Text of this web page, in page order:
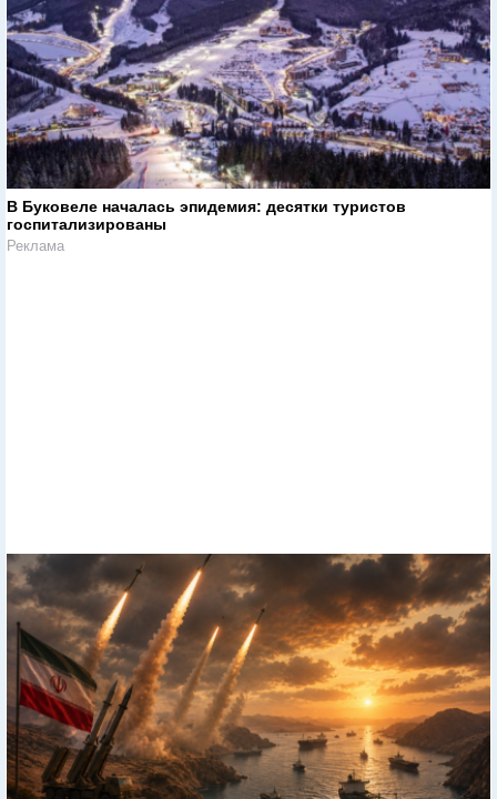
В Буковеле началась эпидемия: десятки туристов
госпитализированы
Реклама